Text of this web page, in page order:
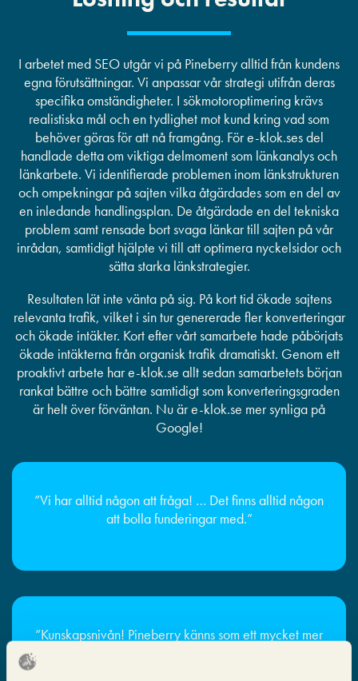
I arbetet med SEO utgår vi på Pineberry alltid från kundens
egna förutsättningar. Vi anpassar vår strategi utifrån deras
specifika omständigheter. I sökmotoroptimering krävs
realistiska mål och en tydlighet mot kund kring vad som
behöver göras för att nå framgång. För e-klok.ses del
handlade detta om viktiga delmoment som länkanalys och
länkarbete. Vi identifierade problemen inom länkstrukturen
och ompekningar på sajten vilka åtgärdades som en del av
en inledande handlingsplan. De åtgärdade en del tekniska
problem samt rensade bort svaga länkar till sajten på vår
inrådan, samtidigt hjälpte vi till att optimera nyckelsidor och
sätta starka länkstrategier.
Resultaten lät inte vänta på sig. På kort tid ökade sajtens
relevanta trafik, vilket i sin tur genererade fler konverteringar
och ökade intäkter. Kort efter vårt samarbete hade påbörjats
ökade intäkterna från organisk trafik dramatiskt. Genom ett
proaktivt arbete har e-klok.se allt sedan samarbetets början
rankat bättre och bättre samtidigt som konverteringsgraden
är helt över förväntan. Nu är e-klok.se mer synliga på
Google!
”Vi har alltid någon att fråga! … Det finns alltid någon
att bolla funderingar med.”
”Kunskapsnivån! Pineberry känns som ett mycket mer